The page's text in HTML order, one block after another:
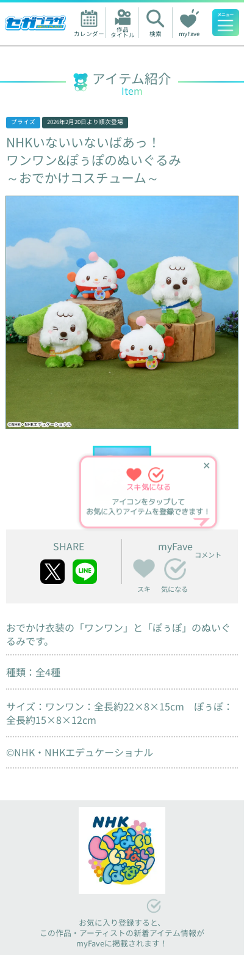
カレンダー 作品
タイトル 検索 myFave
人気ワード
アイテム紹介
Item
プライズ 2026年2月20日 より順次登場
NHKいないいないばあっ！
ワンワン&ぽぅぽのぬいぐるみ
～おでかけコスチューム～
✕
スキ気になる
アイコンをタップして
お気に入りアイテムを登録できます！
SHARE myFave
スキ 気になる
コメント
おでかけ衣装の「ワンワン」と「ぽぅぽ」のぬいぐ
るみです。
種類：全4種
サイズ：ワンワン：全長約22×8×15cm ぽぅぽ：
全長約15×8×12cm
©NHK・NHKエデュケーショナル
お気に入り登録すると、
この作品・アーティストの新着アイテム情報が
myFaveに掲載されます！